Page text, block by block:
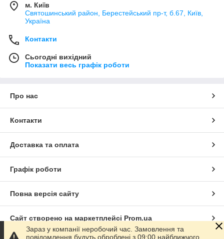
м. Київ
Святошинський район, Берестейський пр-т, б.67, Київ,
Україна
Контакти
Сьогодні вихідний
Показати весь графік роботи
Про нас
Контакти
Доставка та оплата
Графік роботи
Повна версія сайту
Сайт створено на маркетплейсі Prom.ua
Зараз у компанії неробочий час. Замовлення та
повідомлення будуть оброблені з 09:00 найближчого